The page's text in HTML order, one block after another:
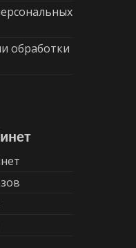
обработки